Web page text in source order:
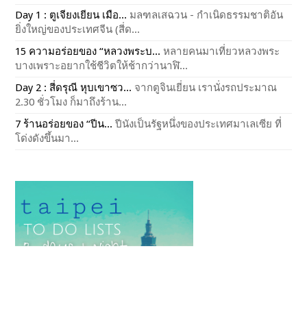
Day 1 : ตูเจียงเยียน เมือ... มลฑลเสฉวน - กำเนิดธรรมชาติอัน
ยิ่งใหญ่ของประเทศจีน (สี่ด...
15 ความอร่อยของ “หลวงพระบ... หลายคนมาเที่ยวหลวงพระ
บางเพราะอยากใช้ชีวิตให้ช้ากว่านาฬิ...
Day 2 : สี่ดรุณี หุบเขาซว... จากตูจินเยี่ยน เรานั่งรถประมาณ
2.30 ชั่วโมง ก็มาถึงร้าน...
7 ร้านอร่อยของ “ปีน... ปีนังเป็นรัฐหนึ่งของประเทศมาเลเซีย ที่
โด่งดังขึ้นมา...